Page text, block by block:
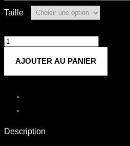
Taille
quantité
Untitled
750
AJOUTER AU PANIER
Description